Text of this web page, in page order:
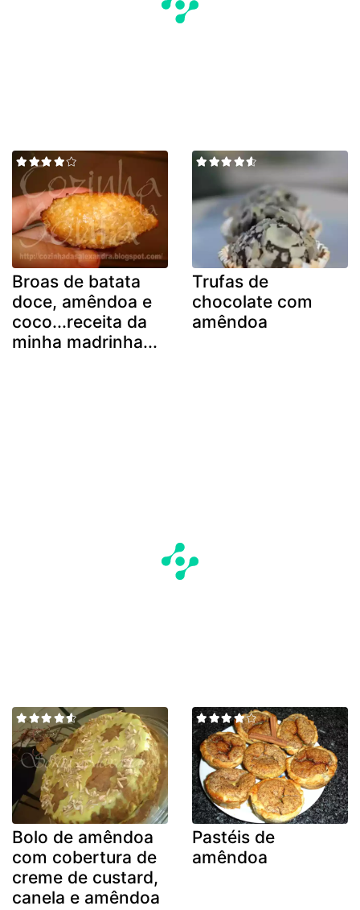
Broas de batata
doce, amêndoa e
coco...receita da
minha madrinha...
Trufas de
chocolate com
amêndoa
Bolo de amêndoa
com cobertura de
creme de custard,
canela e amêndoa
Pastéis de
amêndoa